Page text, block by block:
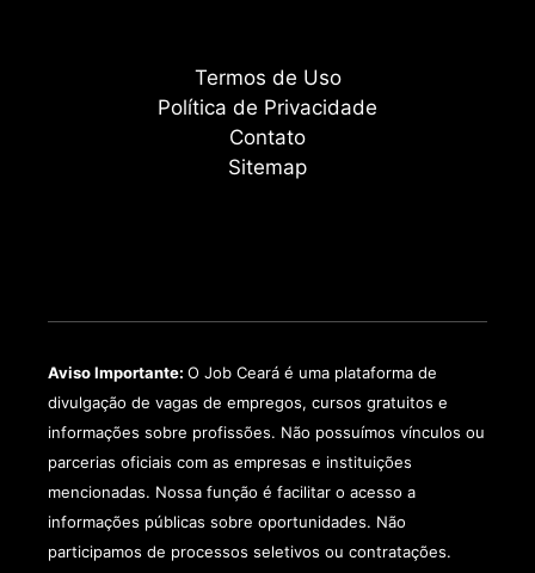
Termos de Uso
Política de Privacidade
Contato
Sitemap
Aviso Importante: O Job Ceará é uma plataforma de
divulgação de vagas de empregos, cursos gratuitos e
informações sobre profissões. Não possuímos vínculos ou
parcerias oficiais com as empresas e instituições
mencionadas. Nossa função é facilitar o acesso a
informações públicas sobre oportunidades. Não
participamos de processos seletivos ou contratações.